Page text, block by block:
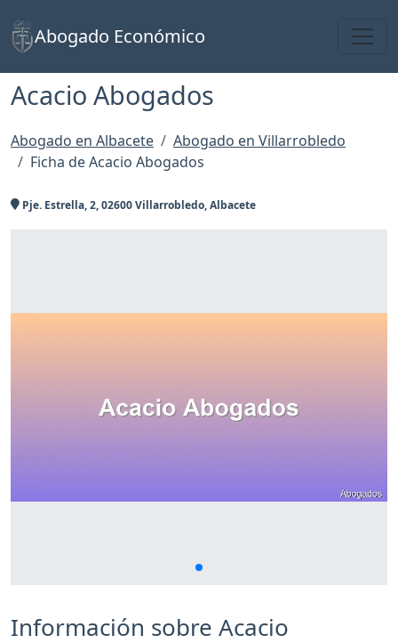
Abogado Económico
Acacio Abogados
Abogado en Albacete
Abogado en Villarrobledo
Ficha de Acacio Abogados
Pje. Estrella, 2, 02600 Villarrobledo, Albacete
Información sobre Acacio